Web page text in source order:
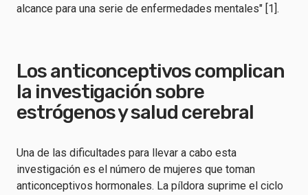
alcance para una serie de enfermedades mentales" [1].
Los anticonceptivos complican
la investigación sobre
estrógenos y salud cerebral
Una de las dificultades para llevar a cabo esta
investigación es el número de mujeres que toman
anticonceptivos hormonales. La píldora suprime el ciclo